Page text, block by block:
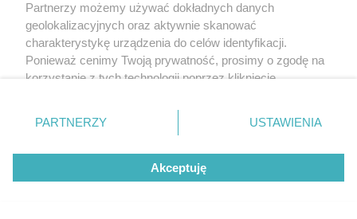
Partnerzy możemy używać dokładnych danych
geolokalizacyjnych oraz aktywnie skanować
charakterystykę urządzenia do celów identyfikacji.
Ponieważ cenimy Twoją prywatność, prosimy o zgodę na
korzystanie z tych technologii poprzez kliknięcie
zmienić/wycofać klikając przycisk ustawień prywatności
znajdujący się w lewym dolnym rogu strony
rodzaje przetwarzania danych nie wymagają zgody
użytkownika, ale masz prawo sprzeciwić się takiemu
przetwarzaniu. Preferencje będą miały zastosowanie tylko
PARTNERZY USTAWIENIA
Akceptuję